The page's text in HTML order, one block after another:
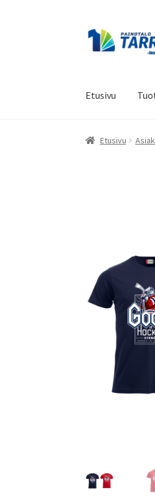
Siirry
navigointiin
Siirry
sisältöön
Etusivu
Etusivu